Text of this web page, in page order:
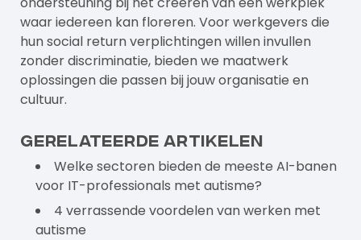
waar iedereen kan floreren. Voor werkgevers die
hun social return verplichtingen willen invullen
zonder discriminatie, bieden we maatwerk
oplossingen die passen bij jouw organisatie en
cultuur.
Gerelateerde artikelen
Welke sectoren bieden de meeste AI-banen
voor IT-professionals met autisme?
4 verrassende voordelen van werken met
autisme